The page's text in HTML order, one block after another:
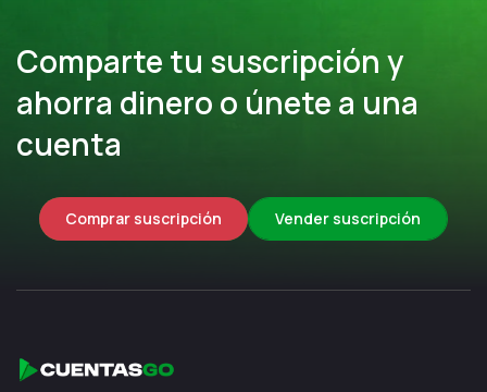
Comparte tu suscripción y
ahorra dinero o únete a una
cuenta
Comprar suscripción Vender suscripción